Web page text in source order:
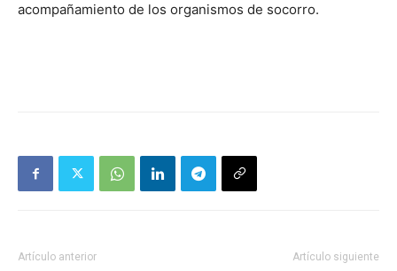
acompañamiento de los organismos de socorro.
Artículo anterior Artículo siguiente